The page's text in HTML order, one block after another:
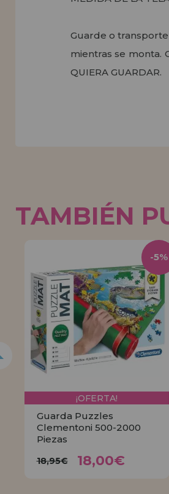
Guarde o
mientras se monta.
QUIERA GUARDAR.
TAMBIÉN
¡OFERTA!
Guarda Puzzles
Clementoni 500-2000
Piezas
18,95€ 18,00€
-5%